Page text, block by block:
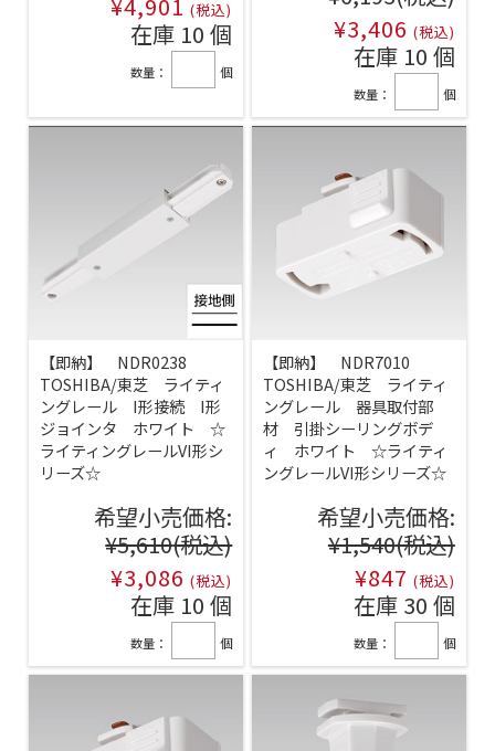
(税込)
在庫 10 個
数量： 個
¥3,406 (税込)
在庫 10 個
数量： 個
【即納】 NDR0238
TOSHIBA/東芝 ライティ
ングレール I形接続 I形
ジョインタ ホワイト ☆
ライティングレールVI形シ
リーズ☆
希望小売価格:
¥5,610(税込)
¥3,086 (税込)
在庫 10 個
数量： 個
【即納】 NDR7010
TOSHIBA/東芝 ライティ
ングレール 器具取付部
材 引掛シーリングボデ
ィ ホワイト ☆ライティ
ングレールVI形シリーズ☆
希望小売価格:
¥1,540(税込)
¥847 (税込)
在庫 30 個
数量： 個